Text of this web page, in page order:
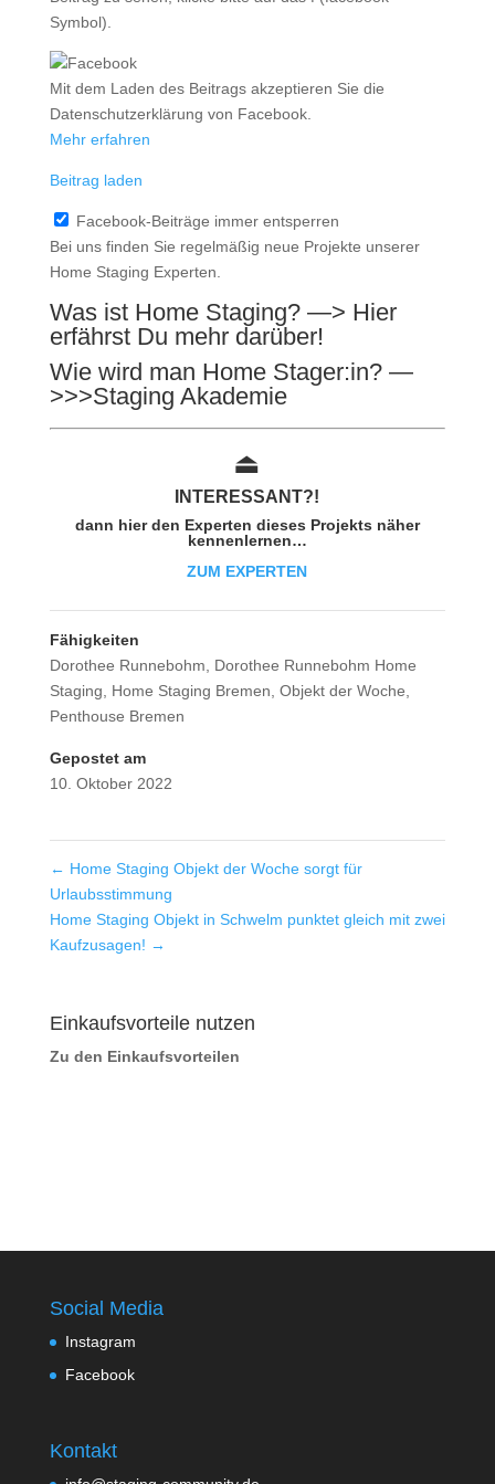
Symbol).
Mit dem Laden des Beitrags akzeptieren Sie die
Datenschutzerklärung von Facebook.
Mehr erfahren
Beitrag laden
Facebook-Beiträge immer entsperren
Bei uns finden Sie regelmäßig neue Projekte unserer
Home Staging Experten.
Was ist Home Staging? —> Hier
erfährst Du mehr darüber!
Wie wird man Home Stager:in? —
>>>Staging Akademie
⏏︎
INTER ESSANT?!
dann hier den Experten dieses Projekts näher
kennenlernen…
ZUM EXPERTEN
Fähigkeiten
Dorothee Runnebohm
Dorothee Runnebohm Home
Staging
Home Staging Bremen Objekt der Woche
Penthouse Bremen
Gepostet am
10. Oktober 2022
← Home Staging Objekt der Woche sorgt für
Urlaubsstimmung
Home Staging Objekt in Schwelm punktet gleich mit zwei
Kaufzusagen! →
Einkaufsvorteile nutzen
Zu den Einkaufsvorteilen
Social Media
Instagram
Facebook
Kontakt